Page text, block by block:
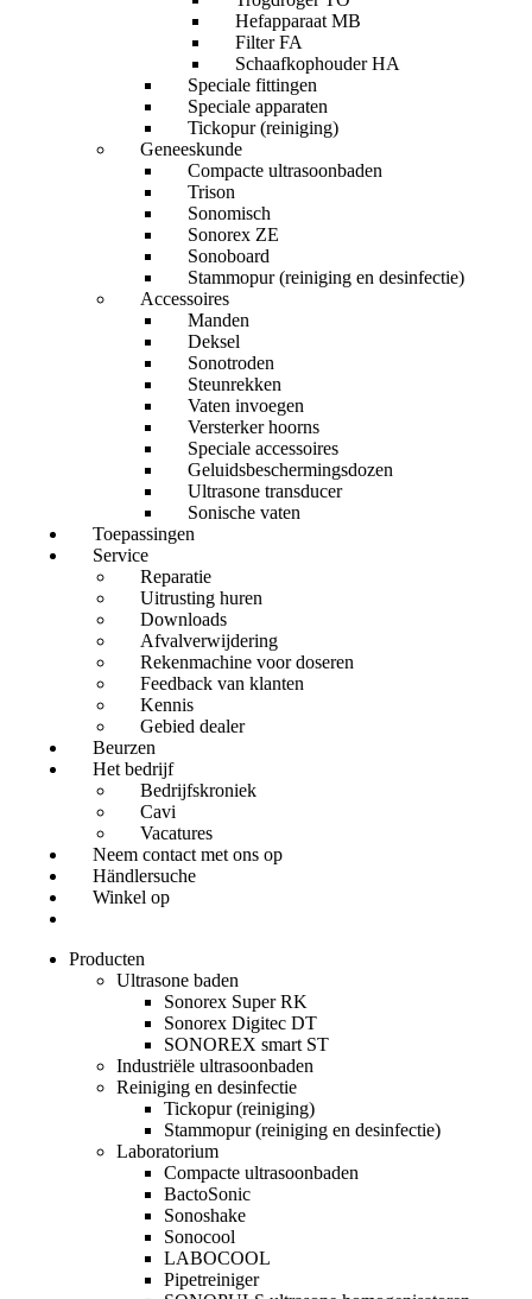
Hefapparaat MB
Filter FA
Schaafkophouder HA
Speciale fittingen
Speciale apparaten
Tickopur (reiniging)
Geneeskunde
Compacte ultrasoonbaden
Trison
Sonomisch
Sonorex ZE
Sonoboard
Stammopur (reiniging en desinfectie)
Accessoires
Manden
Deksel
Sonotroden
Steunrekken
Vaten invoegen
Versterker hoorns
Speciale accessoires
Geluidsbeschermingsdozen
Ultrasone transducer
Sonische vaten
Toepassingen
Service
Reparatie
Uitrusting huren
Downloads
Afvalverwijdering
Rekenmachine voor doseren
Feedback van klanten
Kennis
Gebied dealer
Beurzen
Het bedrijf
Bedrijfskroniek
Cavi
Vacatures
Neem contact met ons op
Händlersuche
Winkel op
Producten
Ultrasone baden
Sonorex Super RK
Sonorex Digitec DT
SONOREX smart ST
Industriële ultrasoonbaden
Reiniging en desinfectie
Tickopur (reiniging)
Stammopur (reiniging en desinfectie)
Laboratorium
Compacte ultrasoonbaden
BactoSonic
Sonoshake
Sonocool
LABOCOOL
Pipetreiniger